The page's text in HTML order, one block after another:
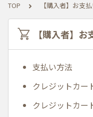
TOP 【購入者】お支
【購入者】お
支払い方法
クレジットカー
クレジットカー